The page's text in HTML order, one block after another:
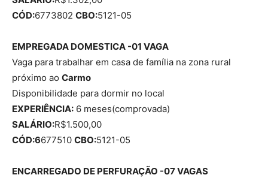
CÓD:6773802 CBO:5121-05
EMPREGADA DOMESTICA -01 VAGA
Vaga para trabalhar em casa de família na zona rural
próximo ao Carmo
Disponibilidade para dormir no local
EXPERIÊNCIA: 6 meses(comprovada)
SALÁRIO:R$1.500,00
CÓD:6677510 CBO:5121-05
ENCARREGADO DE PERFURAÇÃO -07 VAGAS